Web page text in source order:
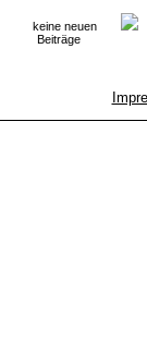
keine neuen
Beiträge